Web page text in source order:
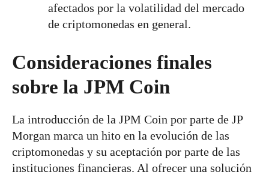
afectados por la volatilidad del mercado
de criptomonedas en general.
Consideraciones finales
sobre la JPM Coin
La introducción de la JPM Coin por parte de JP
Morgan marca un hito en la evolución de las
criptomonedas y su aceptación por parte de las
instituciones financieras. Al ofrecer una solución